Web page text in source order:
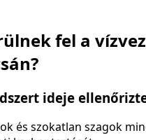
fel a
ideje
és szokatlan szagok